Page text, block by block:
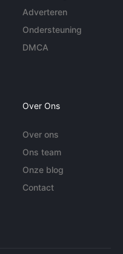
Adverteren
Ondersteuning
DMCA
Over Ons
Over ons
Ons team
Onze blog
Contact